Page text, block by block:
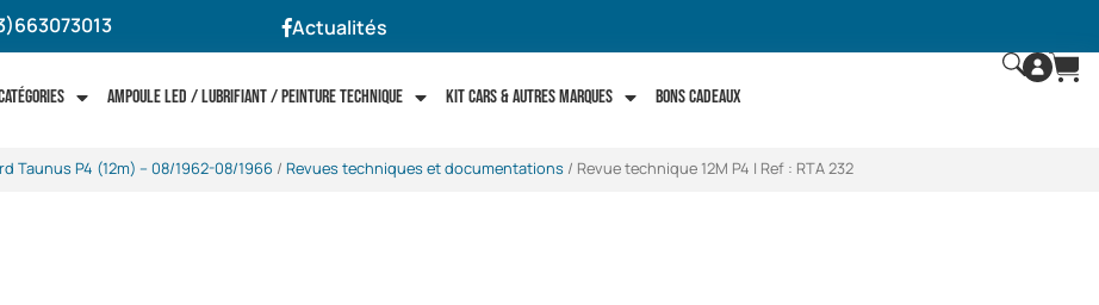
Actualités
Ampoule LED / Lubrifiant / Peinture technique Kit cars & autres marques Bons Cadeaux
Taunus P4 (12m) -- 08/1962-08/1966 / Revues techniques et documentations / Revue technique 12M P4 | Ref : RTA 232